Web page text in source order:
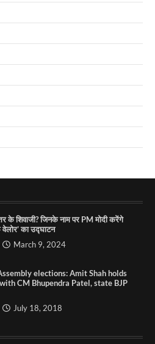
के शिवाजी? जिनके नाम पर PM मोदी करेंगे
का उद्घाटन
March 9, 2024
elections: Amit Shah holds
CM Bhupendra Patel, state BJP
July 18, 2018